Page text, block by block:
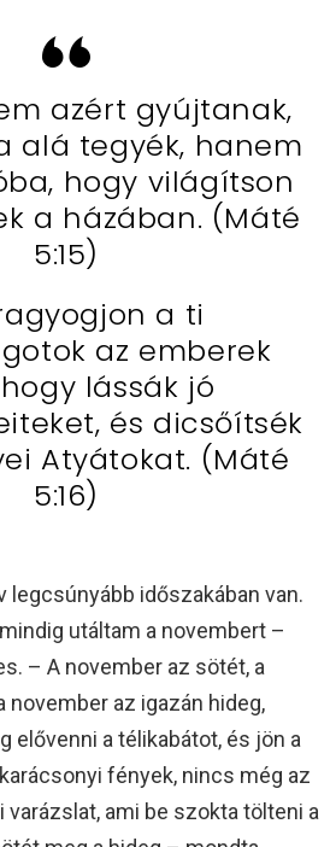
azért gyújtanak,
alá tegyék, hanem
hogy világítson
a házában. (Máté
5:15)
a ti
az emberek
lássák jó
és dicsőítsék
Atyátokat. (Máté
5:16)
legcsúnyább időszakában van.
utáltam a novembert –
– A november az sötét, a
november az igazán hideg,
elővenni a télikabátot, és jön a
fények, nincs még az
varázslat, ami be szokta tölteni a